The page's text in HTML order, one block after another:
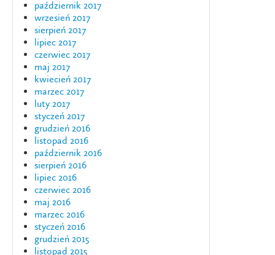
październik 2017
wrzesień 2017
sierpień 2017
lipiec 2017
czerwiec 2017
maj 2017
kwiecień 2017
marzec 2017
luty 2017
styczeń 2017
grudzień 2016
listopad 2016
październik 2016
sierpień 2016
lipiec 2016
czerwiec 2016
maj 2016
marzec 2016
styczeń 2016
grudzień 2015
listopad 2015